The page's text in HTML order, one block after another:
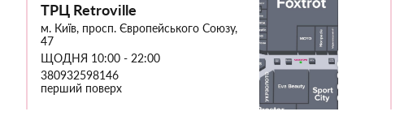
ТРЦ Retroville
м. Київ, просп. Європейського Союзу,
47
ЩОДНЯ 10:00 - 22:00
380932598146
перший поверх